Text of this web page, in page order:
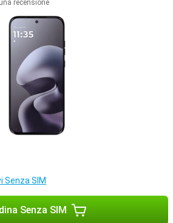
Funzioni AI intelligenti come Google
rendono questo smartphone molto facile
recensione
Senza SIM
Senza SIM